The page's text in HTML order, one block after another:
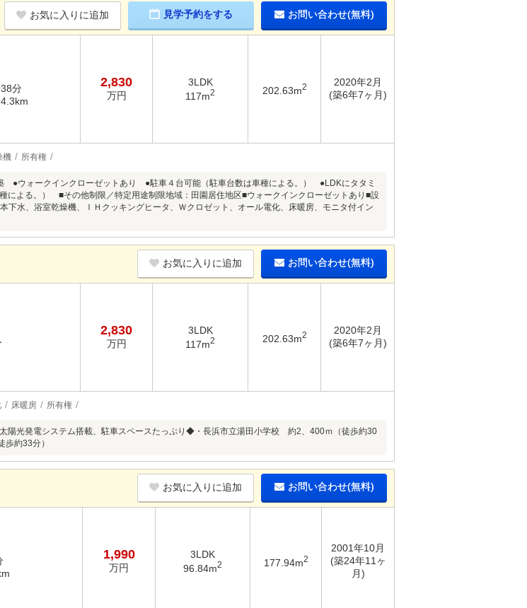
お気に入りに追加 見学予約をする お問い合わせ(無料)
分
2,830
万円
3LDK
117m2 202.63m2
2020年2月
(築6年7ヶ月)
機 所有権
●ウォークインクローゼットあり ●駐車４台可能（駐車台数は車種による。） ●LDKにタタミ
による。） ■その他制限／特定用途制限地域：田園居住地区■ウォークインクローゼットあり■設
下水、浴室乾燥機、ＩＨクッキングヒータ、Ｗクロゼット、オール電化、床暖房、モニタ付イン
お気に入りに追加 お問い合わせ(無料)
2,830
万円
3LDK
117m2 202.63m2
2020年2月
(築6年7ヶ月)
床暖房 所有権
陽光発電システム搭載、駐車スペースたっぷり◆・長浜市立湯田小学校 約2、400ｍ（徒歩約30
約33分）
お気に入りに追加 お問い合わせ(無料)
1,990
万円
3LDK
96.84m2 177.94m2
2001年10月
(築24年11ヶ
月)